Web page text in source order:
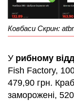
Ковбаси Скрин:
У рибному
Fish Factory,
479,90 грн.
заморожені, 520